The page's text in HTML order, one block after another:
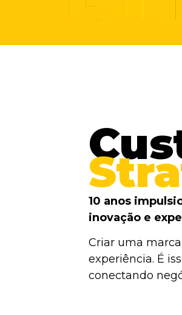
10 anos
inovação e
Criar uma
experiência. É
conectando